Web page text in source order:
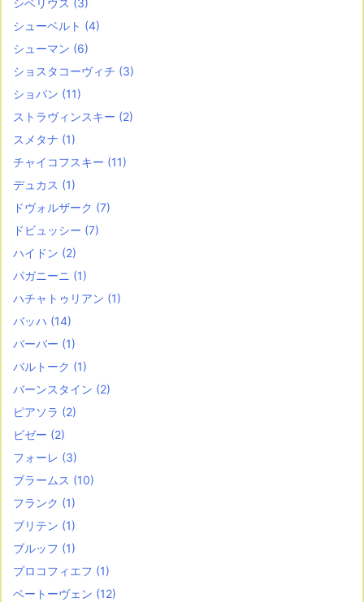
シベリウス (3)
シューベルト (4)
シューマン (6)
ショスタコーヴィチ (3)
ショパン (11)
ストラヴィンスキー (2)
スメタナ (1)
チャイコフスキー (11)
デュカス (1)
ドヴォルザーク (7)
ドビュッシー (7)
ハイドン (2)
パガニーニ (1)
ハチャトゥリアン (1)
バッハ (14)
バーバー (1)
バルトーク (1)
バーンスタイン (2)
ピアソラ (2)
ビゼー (2)
フォーレ (3)
ブラームス (10)
フランク (1)
ブリテン (1)
ブルッフ (1)
プロコフィエフ (1)
ベートーヴェン (12)